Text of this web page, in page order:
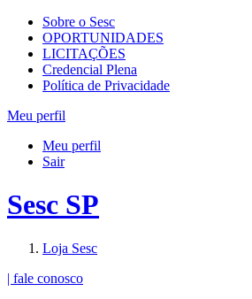
Sobre o Sesc
OPORTUNIDADES
LICITAÇÕES
Credencial Plena
Política de Privacidade
Meu perfil
Meu perfil
Sair
Sesc SP
Loja Sesc
| fale conosco